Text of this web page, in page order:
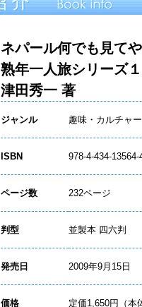
ネパール何でも見て
熟年一人旅シリーズ１
津田秀一 著
ジャンル 趣味・カルチャー
ISBN 978-4-434-13564-
ページ数 232ページ
判型 並製本 四六判
発売日 2009年9月15日
価格 定価1,650円（本